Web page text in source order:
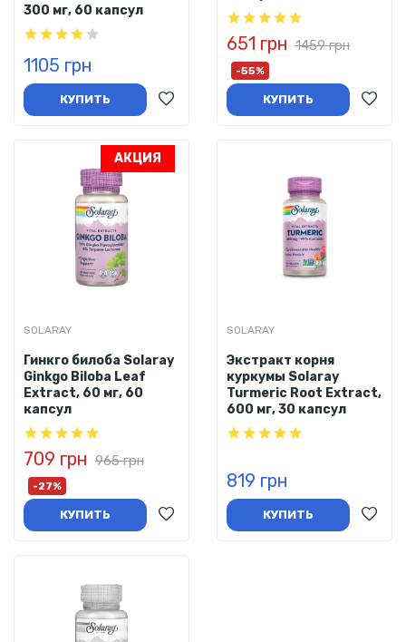
300 мг, 60 капсул
1105 грн
КУПИТЬ
651 грн 1459 грн
-55%
КУПИТЬ
АКЦИЯ
SOLARAY
Гинкго билоба Solaray
Ginkgo Biloba Leaf
Extract, 60 мг, 60
капсул
709 грн 965 грн
-27%
КУПИТЬ
SOLARAY
Экстракт корня
куркумы Solaray
Turmeric Root Extract,
600 мг, 30 капсул
819 грн
КУПИТЬ